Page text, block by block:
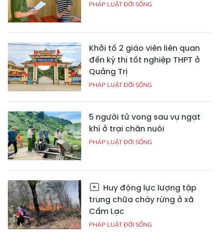
PHÁP LUẬT ĐỜI SỐNG
Khởi tố 2 giáo viên liên quan
đến kỳ thi tốt nghiệp THPT ở
Quảng Trị
PHÁP LUẬT ĐỜI SỐNG
5 người tử vong sau vụ ngạt
khí ở trại chăn nuôi
PHÁP LUẬT ĐỜI SỐNG
Huy động lực lượng tập
trung chữa cháy rừng ở xã
Cẩm Lạc
PHÁP LUẬT ĐỜI SỐNG